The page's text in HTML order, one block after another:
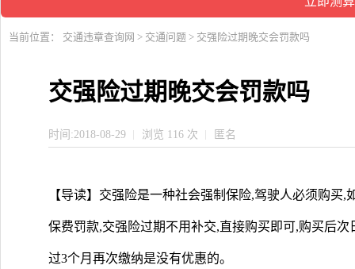
当前位置： 交通违章查询网 > 交通问题 > 交强险过期晚交会罚款吗
交强险过期晚交会罚款吗
时间:2018-08-29 浏览 116 次 匿名
【导读】交强险是一种社会强制保险,驾驶人必须购买
保费罚款,交强险过期不用补交,直接购买即可,购买后
过3个月再次缴纳是没有优惠的。